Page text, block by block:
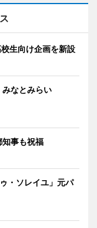
生向け企画を新設
なとみらい
事も祝福
・ソレイユ」元パ